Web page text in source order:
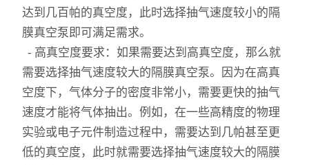
火焰光度计
酸度计
双层玻璃反应釜
高压反应釜
冷冻干燥机
达到几百帕的真空度，此时选择抽气速度较小的隔
膜真空泵即可满足需求。
- 高真空度要求：如果需要达到高真空度，那么就
需要选择抽气速度较大的隔膜真空泵。因为在高真
空度下，气体分子的密度非常小，需要更快的抽气
速度才能将气体抽出。例如，在一些高精度的物理
实验或电子元件制造过程中，需要达到几帕甚至更
低的真空度，此时就需要选择抽气速度较大的隔膜